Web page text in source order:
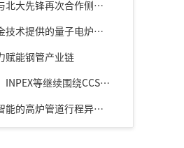
再次合作侧吹炉配套6000立方制氧项目
的量子电炉在湖北顺乐创下领先纪录
赋能钢管产业链
等继续围绕CCS价值链开展研究
的高炉管道行程异常预测